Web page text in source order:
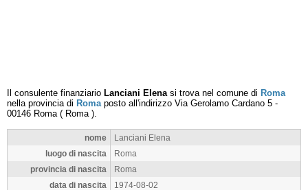
Il consulente finanziario Lanciani Elenasi trova nel comune di Roma
nella provincia di Romaposto all'indirizzo Via Gerolamo Cardano 5 -
00146 Roma( Roma).
nome
Lanciani Elena
luogo di nascita
Roma
provincia di nascita
Roma
data di nascita
1974-08-02